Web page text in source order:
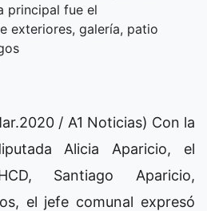
principal fue el
exteriores, galería, patio
/ A1 Noticias) Con la
Alicia Aparicio, el
Santiago Aparicio,
el jefe comunal expresó